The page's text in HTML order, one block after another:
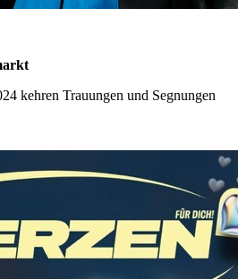
kehren Trauungen und Segnungen